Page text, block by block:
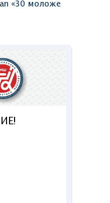
«30 моложе
об